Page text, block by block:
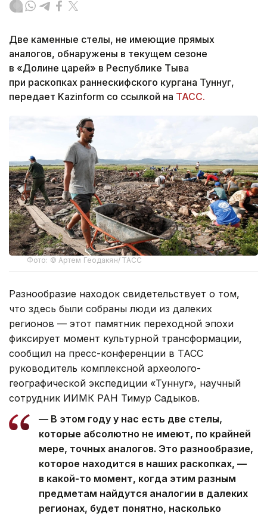
Две каменные стелы, не имеющие прямых
аналогов, обнаружены в текущем сезоне
в «Долине царей» в Республике Тыва
при раскопках раннескифского кургана Туннуг,
передает Kazinform со ссылкой на ТАСС.
Фото: © Артем Геодакян/ ТАСС
Разнообразие находок свидетельствует о том,
что здесь были собраны люди из далеких
регионов — этот памятник переходной эпохи
фиксирует момент культурной трансформации,
сообщил на пресс-конференции в ТАСС
руководитель комплексной археолого-
географической экспедиции «Туннуг», научный
сотрудник ИИМК РАН Тимур Садыков.
— В этом году у нас есть две стелы,
которые абсолютно не имеют, по крайней
мере, точных аналогов. Это разнообразие,
которое находится в наших раскопках, —
в какой-то момент, когда этим разным
предметам найдутся аналогии в далеких
регионах, будет понятно, насколько